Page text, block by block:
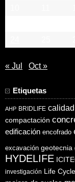
« Jul Oct »
Etiquetas
AHP BRIDLIFE calidad
compactación
edificación encofrado
excavación geotecnia
HYDELIFE
investigación Life